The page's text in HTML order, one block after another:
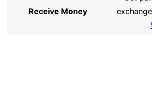
Receive Money